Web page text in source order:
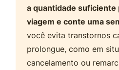
a quantidade suficiente
viagem e conte uma
você evita transtornos
prolongue, como em
cancelamento ou